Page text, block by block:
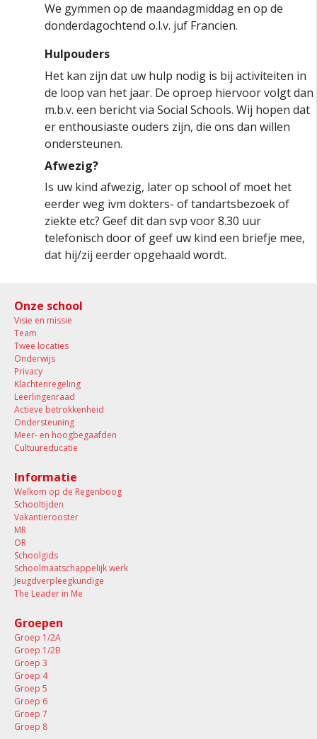
We gymmen op de maandagmiddag en op de
donderdagochtend o.l.v. juf Francien.
Hulpouders
Het kan zijn dat uw hulp nodig is bij activiteiten in
de loop van het jaar. De oproep hiervoor volgt dan
m.b.v. een bericht via Social Schools. Wij hopen dat
er enthousiaste ouders zijn, die ons dan willen
ondersteunen.
Afwezig?
Is uw kind afwezig, later op school of moet het
eerder weg ivm dokters- of tandartsbezoek of
ziekte etc? Geef dit dan svp voor 8.30 uur
telefonisch door of geef uw kind een briefje mee,
dat hij/zij eerder opgehaald wordt.
Onze school
Visie en missie
Team
Twee locaties
Onderwijs
Privacy
Klachtenregeling
Leerlingenraad
Actieve betrokkenheid
Ondersteuning
Meer- en hoogbegaafden
Cultuureducatie
Informatie
Welkom op de Regenboog
Schooltijden
Vakantierooster
MR
OR
Schoolgids
Schoolmaatschappelijk werk
Jeugdverpleegkundige
The Leader in Me
Groepen
Groep 1/2A
Groep 1/2B
Groep 3
Groep 4
Groep 5
Groep 6
Groep 7
Groep 8